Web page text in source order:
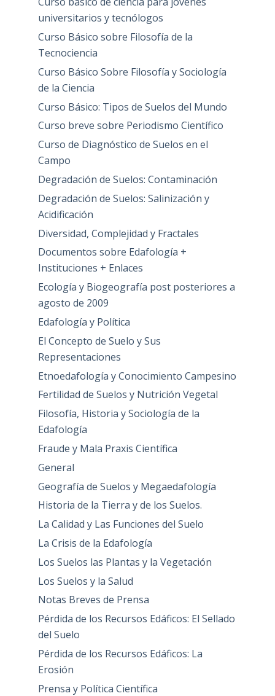
universitarios y tecnólogos
Curso Básico sobre Filosofía de la
Tecnociencia
Curso Básico Sobre Filosofía y Sociología
de la Ciencia
Curso Básico: Tipos de Suelos del Mundo
Curso breve sobre Periodismo Científico
Curso de Diagnóstico de Suelos en el
Campo
Degradación de Suelos: Contaminación
Degradación de Suelos: Salinización y
Acidificación
Diversidad, Complejidad y Fractales
Documentos sobre Edafología +
Instituciones + Enlaces
Ecología y Biogeografía post posteriores a
agosto de 2009
Edafología y Política
El Concepto de Suelo y Sus
Representaciones
Etnoedafología y Conocimiento Campesino
Fertilidad de Suelos y Nutrición Vegetal
Filosofía, Historia y Sociología de la
Edafología
Fraude y Mala Praxis Científica
General
Geografía de Suelos y Megaedafología
Historia de la Tierra y de los Suelos.
La Calidad y Las Funciones del Suelo
La Crisis de la Edafología
Los Suelos las Plantas y la Vegetación
Los Suelos y la Salud
Notas Breves de Prensa
Pérdida de los Recursos Edáficos: El Sellado
del Suelo
Pérdida de los Recursos Edáficos: La
Erosión
Prensa y Política Científica